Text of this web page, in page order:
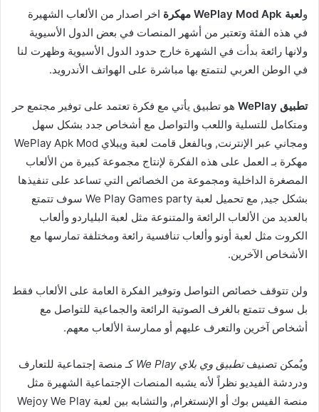
ولعبة WePlay Mod Apk مهكرة
اخر اصدار من الألعاب الشهيرة
في هذه الفئة وتعتبر من أشهر المنصات في بعض الدول الأسيوية
ولانها رائعة بدأت في الشهرة خارج حدود الدول الأسيوية وظهرت لنا
في الوطن العربي لنتمتع بها مباشرة على الهواتف الأندرويد.
تطبيق WePlay
هو تطبيق يأتي مع فكرة تعتمد على توفير مجتمع حر
ومتكامل للتسلية واللعب والتواصل مع أشخاص جدد بشكل سهل
ومجاني عبر الإنترنت, وبالفعل قامت لعبة ويبلاي WePlay Apk Mod
مهكرة بـ العمل على هذه الفكرة لإنتاج مجموعة كبيرة من الألعاب
المصغرة الداخلية ومجموعة من الخصائص التي تساعد على تنفيذها
بشكل جيد, مع تحميل لعبة We Play Games party سوف تتمتع
بالعديد من الألعاب الرائعة والمتنوعة مثل لعبة البلياردو وألعاب
الكروت مثل لعبة أونو وألعاب تنافسية رائعة ومختلفة تمارسها مع
الأشخاص الآخرين.
ولن تتوقف خصائص التواصل وتوفير الفكرة العامة على الألعاب فقط
بل سوف تتمتع بالغرف الصوتية الرائعة والجماعية للتواصل مع
أشخاص آخرين والتعرف عليهم أو ممارسة الألعاب معهم.
ويٌمكن تصنيفتطبيق وي بلاي We Play
كـ منصة إجتماعية للتعارف
ودردشة الفيديو نظراً لأنه يشبه المنصات الإجتماعية الشهيرة مثل
منصة الفيس بوك أو الإنستغرام, والتشابه بين لعبة Wejoy We Play